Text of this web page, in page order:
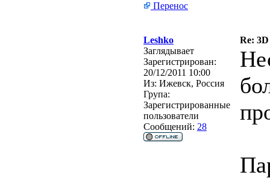
Перенос
Leshko
Re:
Заглядывает
Зарегистрирован:
20/12/2011 10:00
Из: Ижевск, Россия
Група:
Зарегистрированные
пользователи
Сообщений: 28